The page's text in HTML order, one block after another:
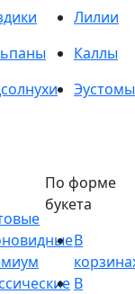
Лилии
Каллы
Эустомы
По форме
букета
В
В